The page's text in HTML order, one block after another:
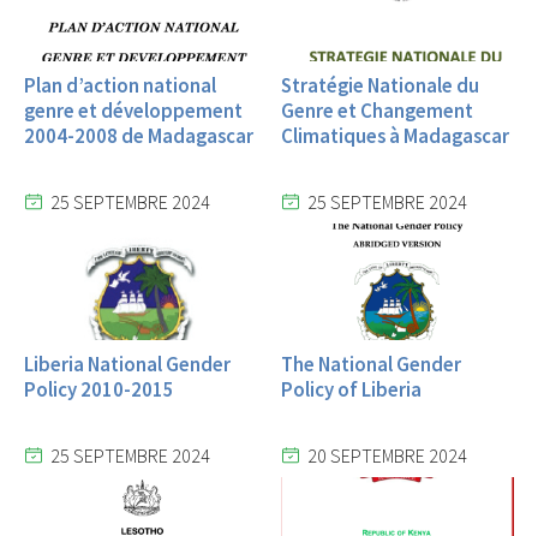
Plan d’action national
genre et développement
2004-2008 de Madagascar
Stratégie Nationale du
Genre et Changement
Climatiques à Madagascar
25 SEPTEMBRE 2024
Liberia National Gender
Policy 2010-2015
25 SEPTEMBRE 2024
The National Gender
Policy of Liberia
25 SEPTEMBRE 2024 20 SEPTEMBRE 2024